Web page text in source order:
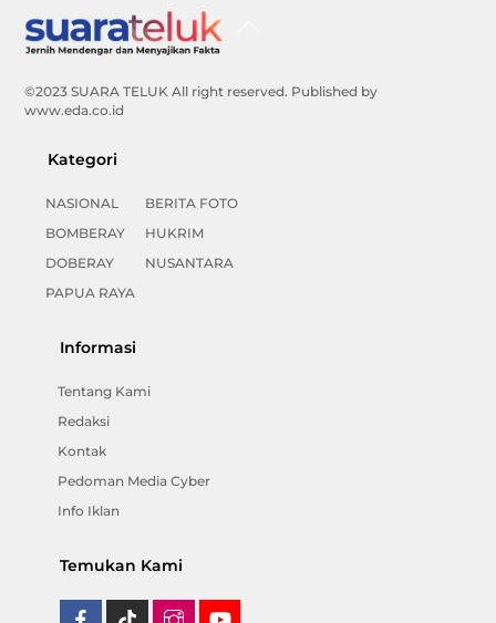
©2023 SUARA TELUK All right reserved. Published by
www.eda.co.id
Kategori
NASIONAL
BOMBERAY
DOBERAY
PAPUA RAYA
BERITA FOTO
HUKRIM
NUSANTARA
Informasi
Tentang Kami
Redaksi
Kontak
Pedoman Media Cyber
Info Iklan
Temukan Kami